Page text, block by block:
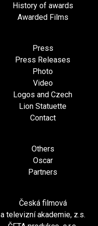
History of awards
Awarded Films
Press
Press Releases
Photo
Video
Logos and Czech
Lion Statuette
Contact
Others
Oscar
Partners
Česká filmová
a televizní akademie, z.s.